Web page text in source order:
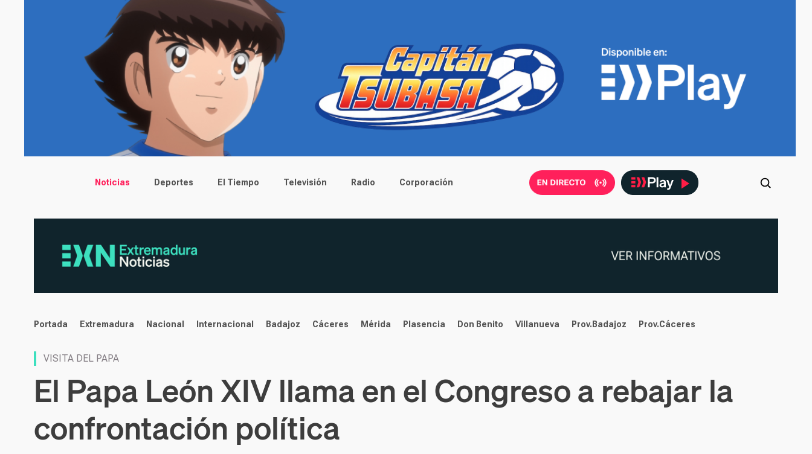
Main menu
Noticias Deportes El Tiempo Televisión Radio Corporación
noticias
Portada Extremadura Nacional Internacional Badajoz Cáceres Mérida Plasencia Don Benito Villanueva Prov.Badajoz Prov.Cáceres
VISITA DEL PAPA
El Papa León XIV llama en el Congreso a rebajar la
confrontación política